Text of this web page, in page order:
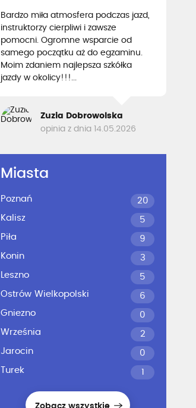
Bardzo miła atmosfera podczas jazd,
instruktorzy cierpliwi i zawsze
pomocni. Ogromne wsparcie od
samego początku aż do egzaminu.
Moim zdaniem najlepsza szkółka
jazdy w okolicy!!!...
Zuzia Dobrowolska
opinia z dnia 14.05.2026
Miasta
Poznań
20
Kalisz
5
Piła
9
Konin
3
Leszno
5
Ostrów Wielkopolski
6
Gniezno
0
Września
2
Jarocin
0
Turek
1
Zobacz wszystkie